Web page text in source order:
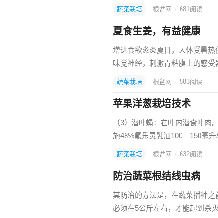
蔬菜栽培 根盆网 · 681阅读
夏食生姜，有益健康
增进食欲炎炎夏日，人体受暑
味觉神经，刺激胃粘膜上的感
蔬菜栽培 根盆网 · 583阅读
苹果洋葱栽培技术
（3）潜叶蝇：在叶内潜食叶
施48%氟乐灵乳油100—150毫
蔬菜栽培 根盆网 · 632阅读
防治蔬菜根结线虫病
其防治的方法是，在蔬菜播种
必须在5公斤左右，才能起到杀